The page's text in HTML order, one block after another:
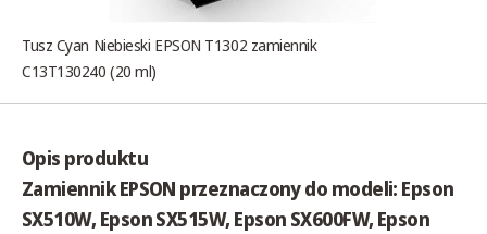
Tusz Cyan Niebieski EPSON T1302 zamiennik
C13T130240 (20 ml)
Opis produktu
Zamiennik EPSON przeznaczony do modeli: Epson
SX510W, Epson SX515W, Epson SX600FW, Epson